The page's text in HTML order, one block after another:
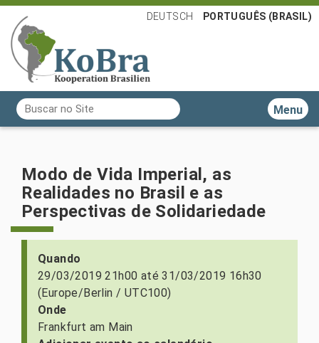
Busca
Busca Avançada…
DEUTSCH PORTUGUÊS (BRASIL)
Toggle
Modo de Vida Imperial, as
Realidades no Brasil e as
Perspectivas de Solidariedade
Quando
29/03/2019 21h00 até31/03/2019 16h30
(Europe/Berlin / UTC100)
Onde
Frankfurt am Main